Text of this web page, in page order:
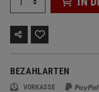
BEZAHLARTEN
VORKASSE